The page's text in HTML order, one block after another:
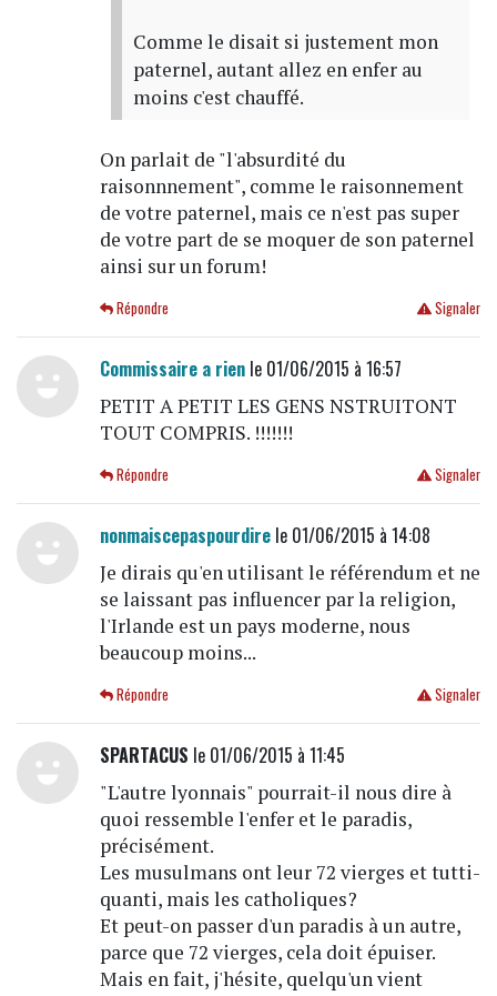
Comme le disait si justement mon
paternel, autant allez en enfer au
moins c'est chauffé.
On parlait de "l'absurdité du
raisonnnement", comme le raisonnement
de votre paternel, mais ce n'est pas super
de votre part de se moquer de son paternel
ainsi sur un forum!
Signaler
Répondre
Commissaire a rienle 01/06/2015 à 16:57
PETIT A PETIT LES GENS NSTRUITONT
TOUT COMPRIS. !!!!!!!
Signaler
Répondre
nonmaiscepaspourdirele 01/06/2015 à 14:08
Je dirais qu'en utilisant le référendum et ne
se laissant pas influencer par la religion,
l'Irlande est un pays moderne, nous
beaucoup moins...
Signaler
Répondre
SPARTACUS le 01/06/2015 à 11:45
"L'autre lyonnais" pourrait-il nous dire à
quoi ressemble l'enfer et le paradis,
précisément.
Les musulmans ont leur 72 vierges et tutti-
quanti, mais les catholiques?
Et peut-on passer d'un paradis à un autre,
parce que 72 vierges, cela doit épuiser.
Mais en fait, j'hésite, quelqu'un vient